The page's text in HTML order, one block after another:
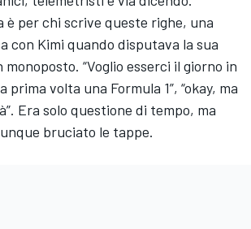
è per chi scrive queste righe, una
con Kimi quando disputava la sua
“Voglio esserci il giorno in
prima volta una Formula 1”, “okay, ma
Era solo questione di tempo, ma
bruciato le tappe.